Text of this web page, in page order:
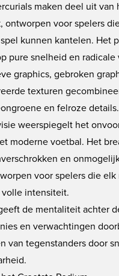
maken deel uit van
ontworpen voor spelers
kunnen kantelen. Het
pure snelheid en radicale
graphics, gebroken
texturen
en felroze details.
weerspiegelt het
moderne voetbal. Het
en
voor spelers die elk
volle intensiteit.
geeft de mentaliteit achter
en verwachtingen
van tegenstanders door